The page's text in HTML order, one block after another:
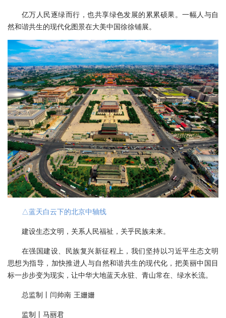
亿万人民逐绿而行，也共享绿色发展的累累硕果。一幅人与自
然和谐共生的现代化图景在大美中国徐徐铺展。
△蓝天白云下的北京中轴线
建设生态文明，关系人民福祉，关乎民族未来。
在强国建设、民族复兴新征程上，我们坚持以习近平生态文明
思想为指导，加快推进人与自然和谐共生的现代化，把美丽中国目
标一步步变为现实，让中华大地蓝天永驻、青山常在、绿水长流。
总监制丨闫帅南 王姗姗
监制丨马丽君